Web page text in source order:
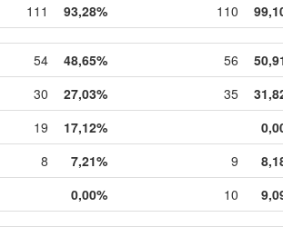
111 93,28% 110
54 48,65% 56
30 27,03% 35
19 17,12%
8 7,21% 9
0,00% 10